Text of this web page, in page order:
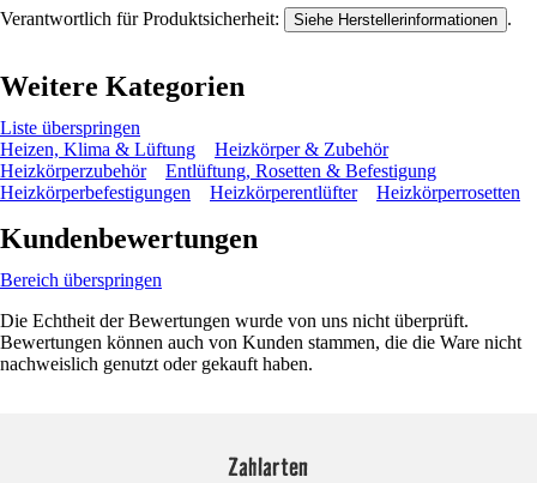
Verantwortlich für Produktsicherheit: Siehe Herstellerinformationen .
Weitere Kategorien
Liste überspringen
Heizen, Klima & Lüftung
Heizkörper & Zubehör
Heizkörperzubehör
Entlüftung, Rosetten & Befestigung
Heizkörperbefestigungen
Heizkörperentlüfter Heizkörperrosetten
Kundenbewertungen
Bereich überspringen
Die Echtheit der Bewertungen wurde von uns nicht überprüft.
Bewertungen können auch von Kunden stammen, die die Ware nicht
nachweislich genutzt oder gekauft haben.
Zahlarten